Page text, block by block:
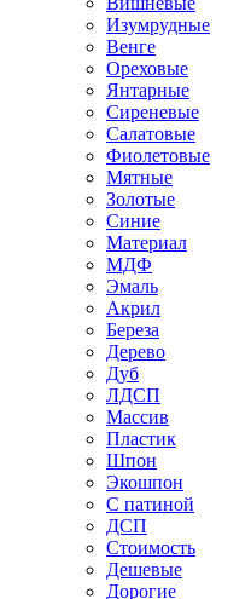
Изумрудные
Венге
Ореховые
Янтарные
Сиреневые
Салатовые
Фиолетовые
Мятные
Золотые
Синие
Материал
МДФ
Эмаль
Акрил
Береза
Дерево
Дуб
ЛДСП
Массив
Пластик
Шпон
Экошпон
С патиной
ДСП
Стоимость
Дешевые
Дорогие